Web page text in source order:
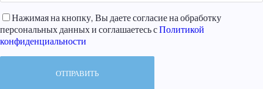
Нажимая на кнопку, Вы даете согласие на обработку
персональных данных и соглашаетесь сПолитикой
конфиденциальности